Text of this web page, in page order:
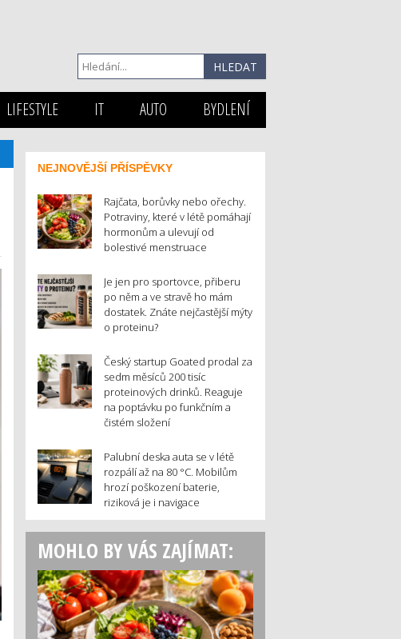
LIFESTYLE IT AUTO BYDLENÍ
NEJNOVĚJŠÍ PŘÍSPĚVKY
Rajčata, borůvky nebo ořechy.
Potraviny, které v létě pomáhají
hormonům a ulevují od
bolestivé menstruace
Je jen pro sportovce, přiberu
po něm a ve stravě ho mám
dostatek. Znáte nejčastější mýty
o proteinu?
Český startup Goated prodal za
sedm měsíců 200 tisíc
proteinových drinků. Reaguje
na poptávku po funkčním a
čistém složení
Palubní deska auta se v létě
rozpálí až na 80 °C. Mobilům
hrozí poškození baterie,
riziková je i navigace
MOHLO BY VÁS ZAJÍMAT: